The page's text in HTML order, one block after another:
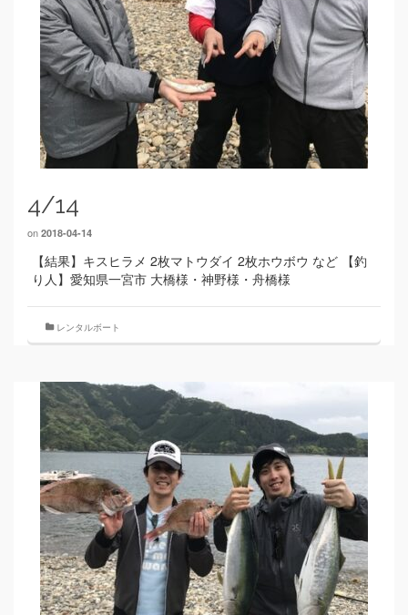
4/14
on 2018-04-14
【結果】キスヒラメ 2枚マトウダイ 2枚ホウボウ など 【釣
り人】愛知県一宮市 大橋様・神野様・舟橋様
レンタルボート